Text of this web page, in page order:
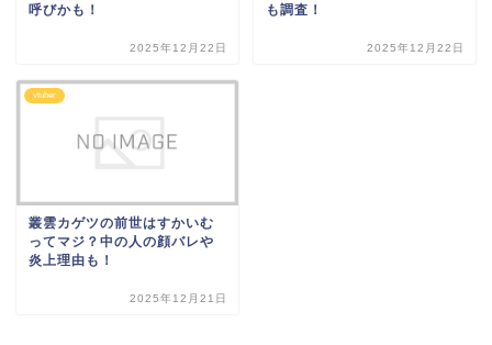
呼びかも！
2025年12月22日
も調査！
2025年12月22日
vtuber
叢雲カゲツの前世はすかいむ
ってマジ？中の人の顔バレや
炎上理由も！
2025年12月21日